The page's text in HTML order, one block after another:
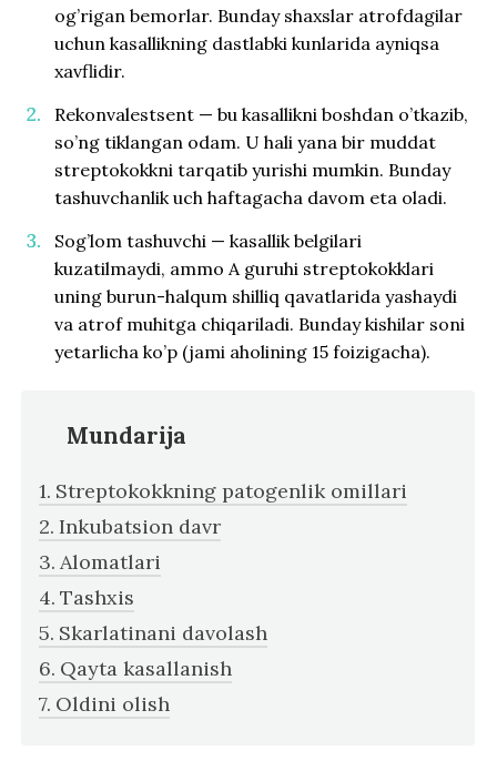
og’rigan bemorlar. Bunday shaxslar atrofdagilar
uchun kasallikning dastlabki kunlarida ayniqsa
xavflidir.
Rekonvalestsent — bu kasallikni boshdan o’tkazib,
so’ng tiklangan odam. U hali yana bir muddat
streptokokkni tarqatib yurishi mumkin. Bunday
tashuvchanlik uch haftagacha davom eta oladi.
Sog’lom tashuvchi — kasallik belgilari
kuzatilmaydi, ammo A guruhi streptokokklari
uning burun-halqum shilliq qavatlarida yashaydi
va atrof muhitga chiqariladi. Bunday kishilar soni
yetarlicha ko’p (jami aholining 15 foizigacha).
Mundarija
Streptokokkning patogenlik omillari
Inkubatsion davr
Alomatlari
Tashxis
Skarlatinani davolash
Qayta kasallanish
Oldini olish